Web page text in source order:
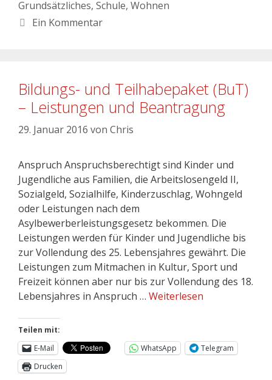
Grundsätzliches, Schule, Wohnen
Ein Kommentar
Bildungs- und Teilhabepaket (BuT)
– Leistungen und Beantragung
29. Januar 2016 von Chris
Anspruch Anspruchsberechtigt sind Kinder und
Jugendliche aus Familien, die Arbeitslosengeld II,
Sozialgeld, Sozialhilfe, Kinderzuschlag, Wohngeld
oder Leistungen nach dem
Asylbewerberleistungsgesetz bekommen. Die
Leistungen werden für Kinder und Jugendliche bis
zur Vollendung des 25. Lebensjahres gewährt. Die
Leistungen zum Mitmachen in Kultur, Sport und
Freizeit können aber nur bis zur Vollendung des 18.
Lebensjahres in Anspruch … Weiterlesen
Teilen mit:
E-Mail
WhatsApp
Telegram
Drucken